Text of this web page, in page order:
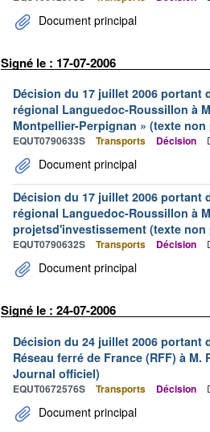
Document principal
Signé le : 17-07-2006
Décision du 17 juillet 2006
régional Languedoc-Roussillon à
Montpellier-Perpignan » (texte
EQUT0790633S Transports Décision
Document principal
Décision du 17 juillet 2006
régional Languedoc-Roussillon à
projetsd'investissement (texte
EQUT0790632S Transports Décision
Document principal
Signé le : 24-07-2006
Décision du 24 juillet 2006
Réseau ferré de France (RFF) à
Journal officiel)
EQUT0672576S Transports Décision
Document principal